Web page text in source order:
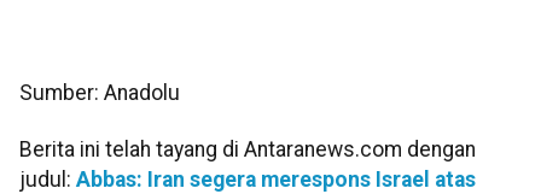
Sumber: Anadolu
Berita ini telah tayang di Antaranews.com dengan
judul: Abbas: Iran segera merespons Israel atas